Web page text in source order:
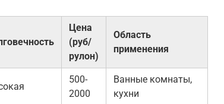
Цена
(руб/
рулон)
Область
применения
500-
2000
Ванные комнаты,
кухни